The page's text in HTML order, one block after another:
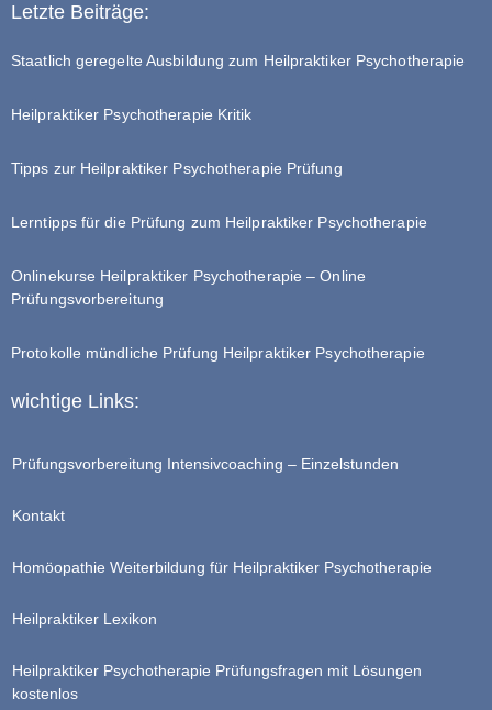
Letzte Beiträge:
Staatlich geregelte Ausbildung zum Heilpraktiker Psychotherapie
Heilpraktiker Psychotherapie Kritik
Tipps zur Heilpraktiker Psychotherapie Prüfung
Lerntipps für die Prüfung zum Heilpraktiker Psychotherapie
Onlinekurse Heilpraktiker Psychotherapie – Online
Prüfungsvorbereitung
Protokolle mündliche Prüfung Heilpraktiker Psychotherapie
wichtige Links:
Prüfungsvorbereitung Intensivcoaching – Einzelstunden
Kontakt
Homöopathie Weiterbildung für Heilpraktiker Psychotherapie
Heilpraktiker Lexikon
Heilpraktiker Psychotherapie Prüfungsfragen mit Lösungen
kostenlos